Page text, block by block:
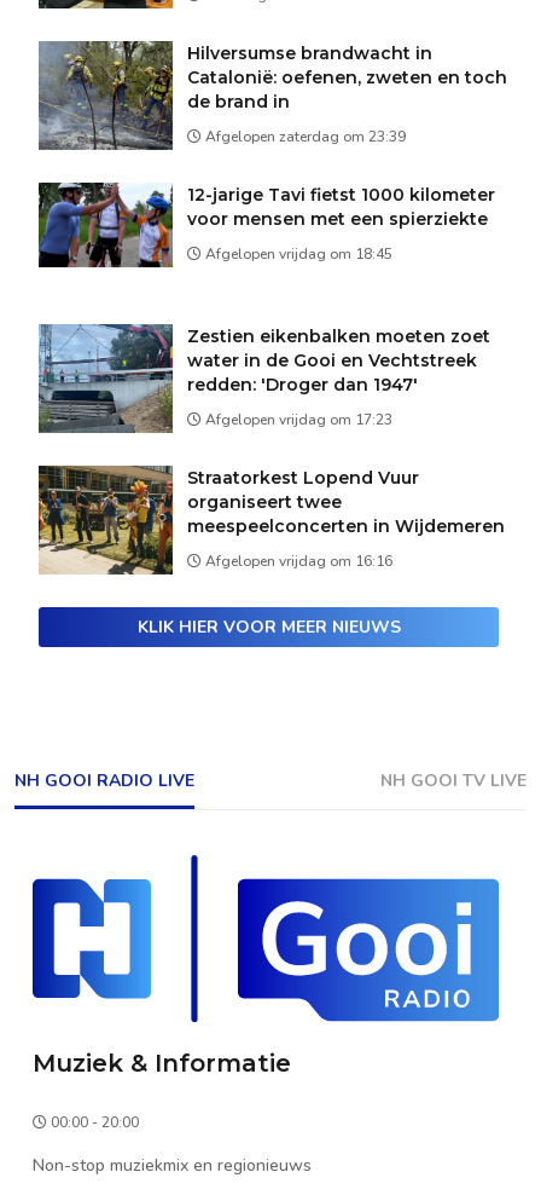
Hilversumse brandwacht in
Catalonië: oefenen, zweten en toch
de brand in
Afgelopen zaterdag om 23:39
12-jarige Tavi fietst 1000 kilometer
voor mensen met een spierziekte
Afgelopen vrijdag om 18:45
Zestien eikenbalken moeten zoet
water in de Gooi en Vechtstreek
redden: 'Droger dan 1947'
Afgelopen vrijdag om 17:23
Straatorkest Lopend Vuur
organiseert twee
meespeelconcerten in Wijdemeren
Afgelopen vrijdag om 16:16
KLIK HIER VOOR MEER NIEUWS
NH GOOI RADIO LIVE NH GOOI TV LIVE
Muziek & Informatie
00:00 - 20:00
Non-stop muziekmix en regionieuws